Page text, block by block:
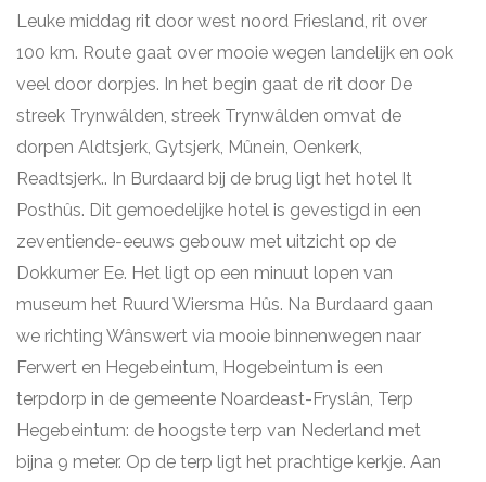
Leuke middag rit door west noord Friesland, rit over
100 km. Route gaat over mooie wegen landelijk en ook
veel door dorpjes. In het begin gaat de rit door De
streek Trynwâlden, streek Trynwâlden omvat de
dorpen Aldtsjerk, Gytsjerk, Mûnein, Oenkerk,
Readtsjerk.. In Burdaard bij de brug ligt het hotel It
Posthûs. Dit gemoedelijke hotel is gevestigd in een
zeventiende-eeuws gebouw met uitzicht op de
Dokkumer Ee. Het ligt op een minuut lopen van
museum het Ruurd Wiersma Hûs. Na Burdaard gaan
we richting Wânswert via mooie binnenwegen naar
Ferwert en Hegebeintum, Hogebeintum is een
terpdorp in de gemeente Noardeast-Fryslân, Terp
Hegebeintum: de hoogste terp van Nederland met
bijna 9 meter. Op de terp ligt het prachtige kerkje. Aan